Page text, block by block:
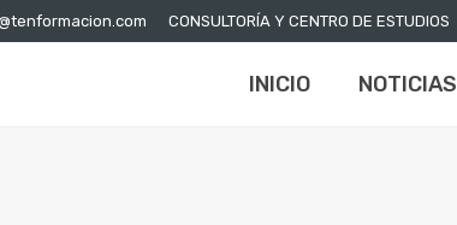
CONSULTORÍA Y CENTRO DE ESTUDIOS
INICIO NOTICIAS